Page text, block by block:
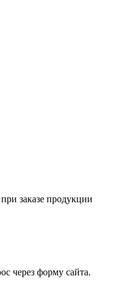
заказе продукции
через форму сайта.